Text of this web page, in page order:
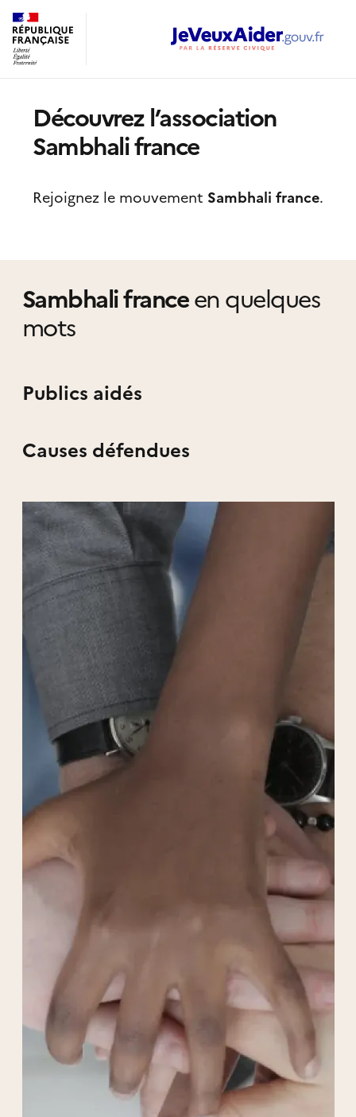
Découvrez l’association
Sambhali france
Rejoignez le mouvement Sambhali france.
Sambhali franceen quelques
mots
Publics aidés
Causes défendues